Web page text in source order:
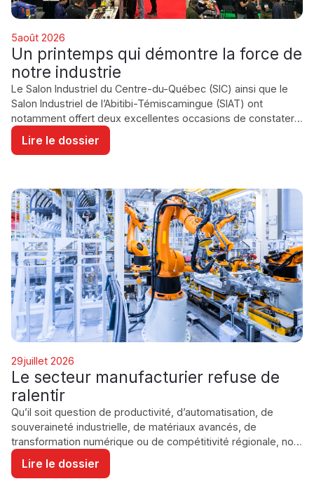
GOUVERNEMENT
INDUSTRIE
5août 2026
Un printemps qui démontre la force de
notre industrie
Le Salon Industriel du Centre-du-Québec (SIC) ainsi que le
Salon Industriel de l’Abitibi-Témiscamingue (SIAT) ont
notamment offert deux excellentes occasions de constater à
quel point les entreprises manufacturières québécoises
demeurent mobilisées malgré un contexte économique plus
Lire le dossier
GOUVERNEMENT
INDUSTRIE
29juillet 2026
Le secteur manufacturier refuse de
ralentir
Qu’il soit question de productivité, d’automatisation, de
souveraineté industrielle, de matériaux avancés, de
transformation numérique ou de compétitivité régionale, nos
partenaires démontrent que les solutions existent déjà ici, au
Québec.
Lire le dossier